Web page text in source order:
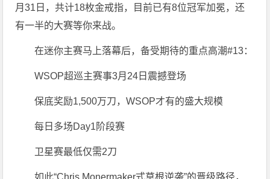
月31日，共计18枚金戒指，目前已有8位冠军加冕，还
有一半的大赛等你来战。
在迷你主赛马上落幕后，备受期待的重点高潮#13：
WSOP超巡主赛事3月24日震撼登场
保底奖励1,500万刀，WSOP才有的盛大规模
每日多场Day1阶段赛
卫星赛最低仅需2刀